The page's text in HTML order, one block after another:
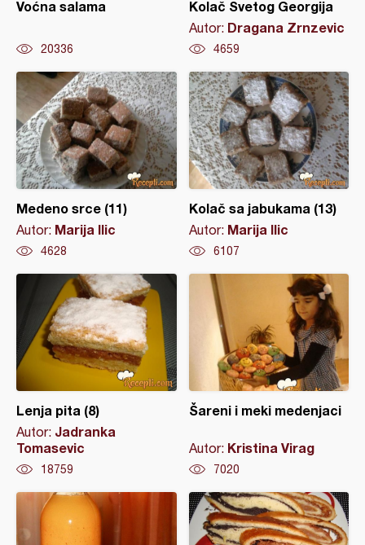
Voćna salama
20336
Kolač Svetog Georgija
Autor: Dragana Zrnzevic
4659
Medeno srce (11)
Autor: Marija Ilic
4628
Kolač sa jabukama (13)
Autor: Marija Ilic
6107
Lenja pita (8)
Autor: Jadranka
Tomasevic
18759
Šareni i meki medenjaci
Autor: Kristina Virag
7020